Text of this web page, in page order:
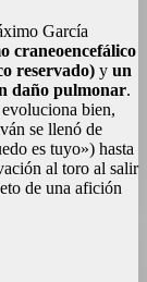
García
craneoencefálico
reservado) y un
daño pulmonar.
bien,
se llenó de
es tuyo») hasta
al toro al salir
de una afición